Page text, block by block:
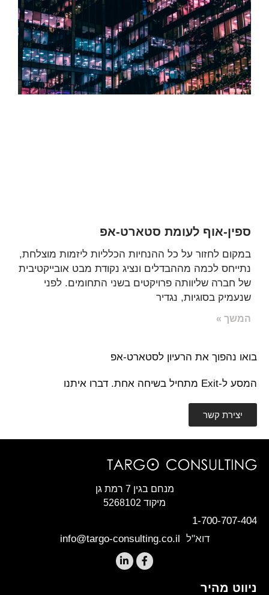
ספין-אוף לעומת סטארט-אפ
במקום לחזור על כל ההנחיות הכלליות ליזמות מוצלחת,
נתייחס לכמה מההבדלים ונציג נקודת מבט אובייקטיבית
של חברה שליוותה פרויקטים בשני התחומים. לפני
שנעמיק בסוגיות, נגדיר
המשך »
בואו נהפוך את הרעיון לסטארט-אפ
המסע ל-Exit מתחיל בשיחה אחת. דברו איתנו
יצירת קשר
מנחם בגין 7 רמת גן
מיקוד 5268102
1-700-707-404
דוא"ל info@targo-consulting.co.il
ניווט מהיר